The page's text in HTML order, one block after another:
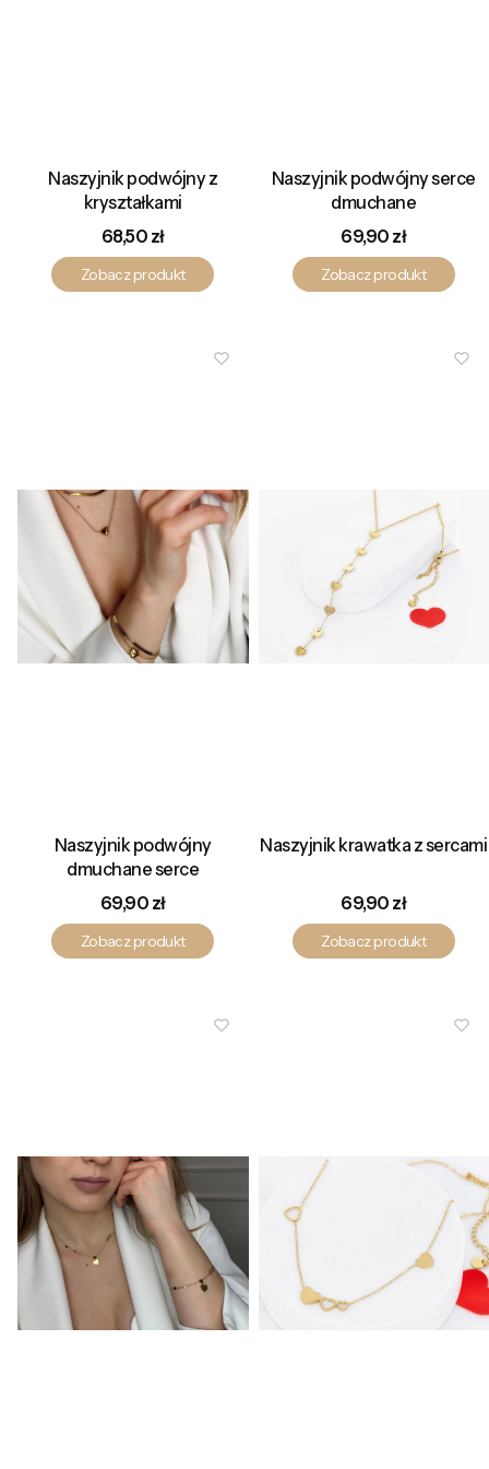
Naszyjnik podwójny z
kryształkami
Cena
68,50 zł
Zobacz produkt
Naszyjnik podwójny serce
dmuchane
Cena
69,90 zł
Zobacz produkt
Naszyjnik podwójny
dmuchane serce
Cena
69,90 zł
Zobacz produkt
Naszyjnik krawatka z sercami
Cena
69,90 zł
Zobacz produkt